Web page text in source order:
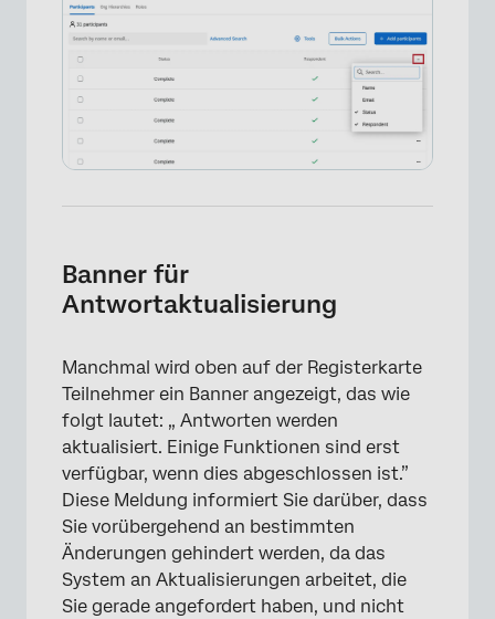
Banner für
Antwortaktualisierung
Manchmal wird oben auf der Registerkarte
Teilnehmer ein Banner angezeigt, das wie
folgt lautet: „ Antworten werden
aktualisiert. Einige Funktionen sind erst
verfügbar, wenn dies abgeschlossen ist.”
Diese Meldung informiert Sie darüber, dass
Sie vorübergehend an bestimmten
Änderungen gehindert werden, da das
System an Aktualisierungen arbeitet, die
Sie gerade angefordert haben, und nicht